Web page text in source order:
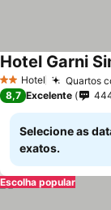
2 Estrelas
Hotel Quartos
Hotel Garni
8,7 Excelente
Selecione as
exatos.
Escolha popular